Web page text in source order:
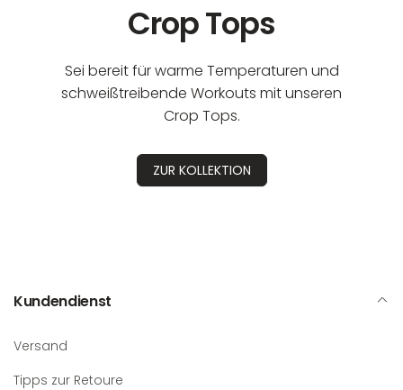
Crop Tops
Sei bereit für warme Temperaturen und
schweißtreibende Workouts mit unseren
Crop Tops.
ZUR KOLLEKTION
Kundendienst
Versand
Tipps zur Retoure